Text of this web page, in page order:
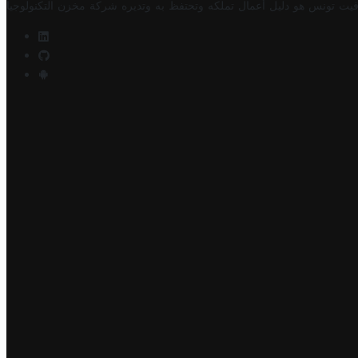
تونس هو دليل أعمال تملكه وتحتفظ به وتديره شركة مخزن التكنولوجيا